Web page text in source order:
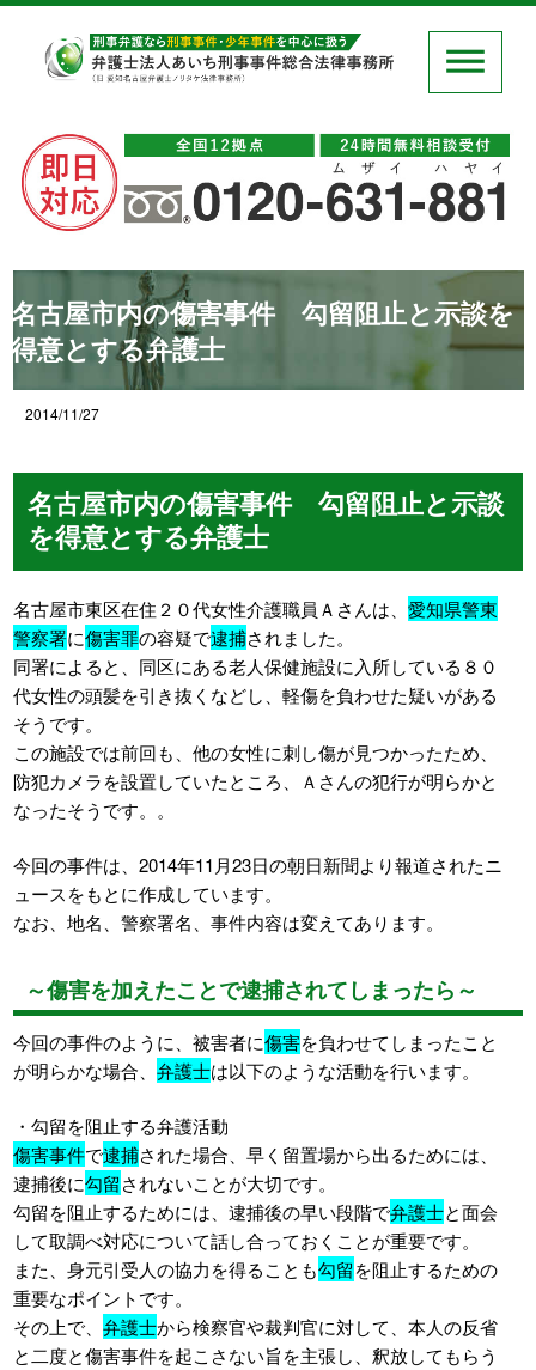
名古屋市内の傷害事件 勾留阻止と示談を
得意とする弁護士
2014/11/27
名古屋市内の傷害事件 勾留阻止と示談
を得意とする弁護士
名古屋市東区在住２０代女性介護職員Ａさんは、愛知県警東
警察署に傷害罪の容疑で逮捕されました。
同署によると、同区にある老人保健施設に入所している８０
代女性の頭髪を引き抜くなどし、軽傷を負わせた疑いがある
そうです。
この施設では前回も、他の女性に刺し傷が見つかったため、
防犯カメラを設置していたところ、Ａさんの犯行が明らかと
なったそうです。。
今回の事件は、2014年11月23日の朝日新聞より報道されたニ
ュースをもとに作成しています。
なお、地名、警察署名、事件内容は変えてあります。
～傷害を加えたことで逮捕されてしまったら～
今回の事件のように、被害者に傷害を負わせてしまったこと
が明らかな場合、弁護士は以下のような活動を行います。
・勾留を阻止する弁護活動
傷害事件で逮捕された場合、早く留置場から出るためには、
逮捕後に勾留されないことが大切です。
勾留を阻止するためには、逮捕後の早い段階で弁護士と面会
して取調べ対応について話し合っておくことが重要です。
また、身元引受人の協力を得ることも勾留を阻止するための
重要なポイントです。
その上で、弁護士から検察官や裁判官に対して、本人の反省
と二度と傷害事件を起こさない旨を主張し、釈放してもらう